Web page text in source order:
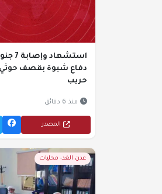
استشهاد
دفاع شبوة بقصف
حريب
منذ 6 دقائق
المصدر
عدن الغد- محليات